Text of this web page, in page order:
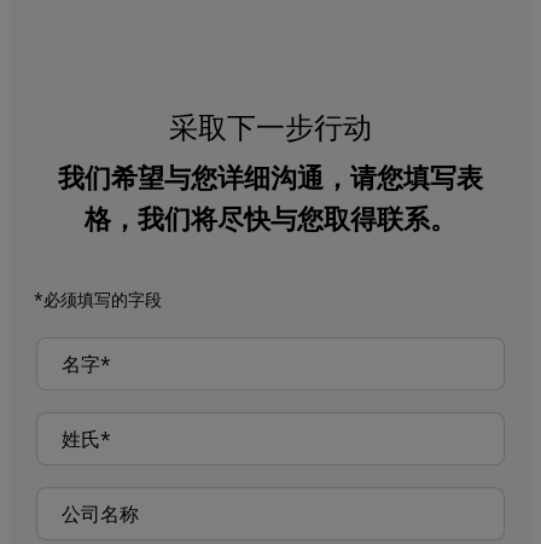
采取下一步行动
我们希望与您详细沟通，请您填写表
格，我们将尽快与您取得联系。
*必须填写的字段